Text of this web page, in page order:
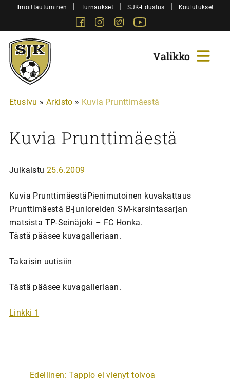
SiirryIlmoittautuminen | Turnaukset | SJK-Edustus | Koulutukset
FacebookInstagram
Twitter
Sjk-
Juniorit
Etusivu » Arkisto » Kuvia Prunttimäestä
Kuvia Prunttimäestä
Julkaistu 25.6.2009
Kuvia PrunttimäestäPienimutoinen kuvakattaus
Prunttimäestä B-junioreiden SM-karsintasarjan
matsista TP-Seinäjoki – FC Honka.
Tästä pääsee kuvagalleriaan.
Takaisin uutisiin
Tästä pääsee kuvagalleriaan.
Linkki 1
A
Edellinen: Tappio ei vienyt toivoa